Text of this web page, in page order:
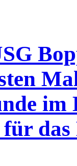
im
das